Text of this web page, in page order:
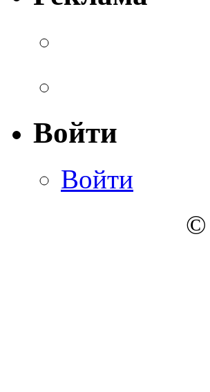
Войти
Войти
©